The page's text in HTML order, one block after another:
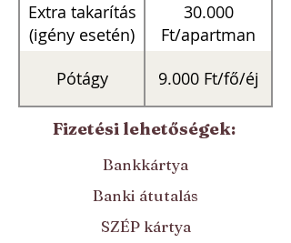
Extra takarítás
(igény esetén)
30.000
Ft/apartman
Pótágy
9.000 Ft/fő/éj
Fizetési lehetőségek:
Bankkártya
Banki átutalás
SZÉP kártya